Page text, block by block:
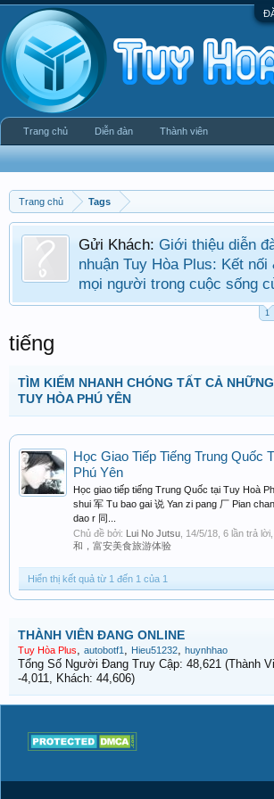
Trang chủ Tags
Gửi Khách: Giới thiệu diễn
nhuận Tuy Hòa Plus: Kết nối
mọi người trong cuộc sống
1
tiếng
TÌM KIẾM NHANH CHÓNG TẤT CẢ
TUY HÒA PHÚ YÊN
Học Giao Tiếp Tiếng Trung Quốc
Phú Yên
Học giao tiếp tiếng Trung Quốc tại Tuy Hoà
shui 军 Tu bao gai 说 Yan zi pang 厂 Pian
dao r 同...
Chủ đề bởi: Lui No Jutsu 14/5/18 , 6 lần trả
和，富安美食旅游体验
Hiển thị kết quả từ 1 đến 1 của 1
THÀNH VIÊN ĐANG ONLINE
Tuy Hòa Plus, autobotf1 , Hieu51232, huynhhao
Tổng Số Người Đang Truy Cập: 48,621 (Thành
-4,011, Khách: 44,606)
Trang chủ Diễn đàn Thành viên